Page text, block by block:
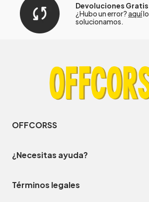
Devoluciones Gratis
¿Hubo un error?aquílo
solucionamos.
OFFCORSS
¿Necesitas ayuda?
Términos legales